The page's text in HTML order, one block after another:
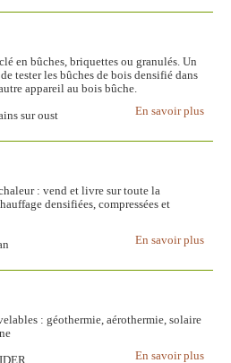
en bûches, briquettes ou granulés. Un
tester les bûches de bois densifié dans
appareil au bois bûche.
En savoir plus
sur oust
: vend et livre sur toute la
densifiées, compressées et
En savoir plus
: géothermie, aérothermie, solaire
En savoir plus